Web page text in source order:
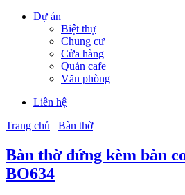
Dự án
Biệt thự
Chung cư
Cửa hàng
Quán cafe
Văn phòng
Liên hệ
Trang chủ
Bàn thờ
Bàn thờ đứng kèm bàn
BO634